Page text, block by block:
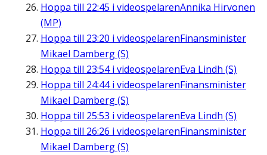
Hoppa till 22:45 i videospelarenAnnika Hirvonen
(MP)
Hoppa till 23:20 i videospelarenFinansminister
Mikael Damberg (S)
Hoppa till 23:54i videospelarenEva Lindh (S)
Hoppa till 24:44i videospelarenFinansminister
Mikael Damberg (S)
Hoppa till 25:53 i videospelarenEva Lindh (S)
Hoppa till 26:26 i videospelarenFinansminister
Mikael Damberg (S)